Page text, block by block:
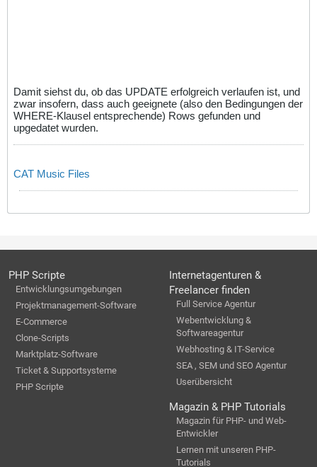
Damit siehst du, ob das UPDATE erfolgreich verlaufen ist, und
zwar insofern, dass auch geeignete (also den Bedingungen der
WHERE-Klausel entsprechende) Rows gefunden und
upgedatet wurden.
CAT Music Files
PHP Scripte
Entwicklungsumgebungen
Projektmanagement-Software
E-Commerce
Clone-Scripts
Marktplatz-Software
Ticket & Supportsysteme
PHP Scripte
Internetagenturen &
Freelancer finden
Full Service Agentur
Webentwicklung &
Softwareagentur
Webhosting & IT-Service
SEA , SEM und SEO Agentur
Userübersicht
Magazin & PHP Tutorials
Magazin für PHP- und Web-
Entwickler
Lernen mit unseren PHP-
Tutorials